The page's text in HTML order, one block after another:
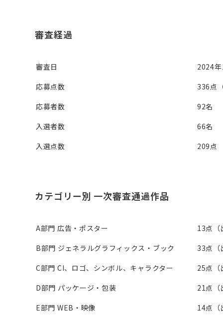
審査経過
審査日
2024
応募点数
336点
応募者数
92名
入選者数
66名
入選点数
209点
カテゴリー別 一次審査通過作品
A部門 広告・ポスター
13点（
B部門 ジェネラルグラフィックス・ブック
33点（
C部門 CI、ロゴ、シンボル、キャラクター
25点（
D部門 パッケージ・包装
21点（
E部門 WEB・映像
14点（